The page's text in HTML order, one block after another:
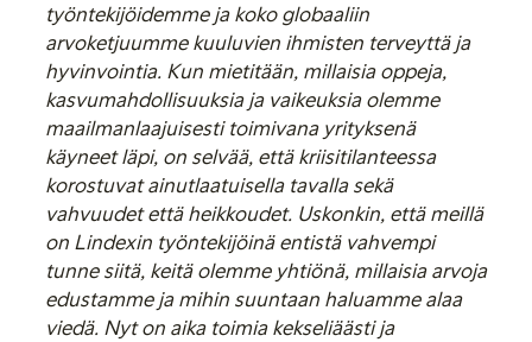
työntekijöidemme ja koko globaaliin
arvoketjuumme kuuluvien ihmisten terveyttä ja
hyvinvointia. Kun mietitään, millaisia oppeja,
kasvumahdollisuuksia ja vaikeuksia olemme
maailmanlaajuisesti toimivana yrityksenä
käyneet läpi, on selvää, että kriisitilanteessa
korostuvat ainutlaatuisella tavalla sekä
vahvuudet että heikkoudet. Uskonkin, että meillä
on Lindexin työntekijöinä entistä vahvempi
tunne siitä, keitä olemme yhtiönä, millaisia arvoja
edustamme ja mihin suuntaan haluamme alaa
viedä. Nyt on aika toimia kekseliäästi ja